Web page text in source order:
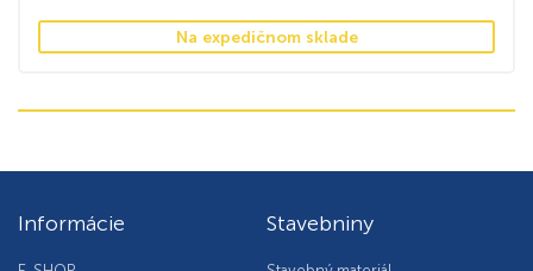
Na expedičnom sklade
Informácie Stavebniny